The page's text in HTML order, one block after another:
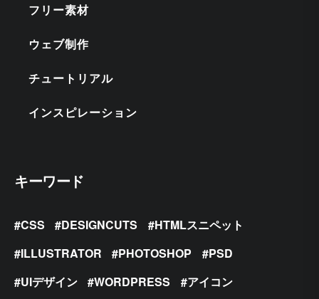
フリー素材
ウェブ制作
チュートリアル
インスピレーション
キーワード
CSS DESIGNCUTS
HTMLスニペット
ILLUSTRATOR
PHOTOSHOP
PSD
UIデザイン
WORDPRESS
アイコン